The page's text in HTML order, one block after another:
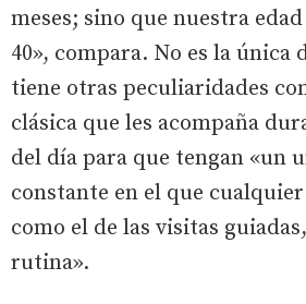
meses; sino que nuestra
40», compara. No es la única
tiene otras peculiaridades
clásica que les acompaña
del día para que tengan «un
constante en el que
como el de las visitas
rutina».